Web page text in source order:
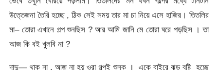
উত্তেজনা তৈরি হচ্ছে , ঠিক সেই সময় তার মা চা নিয়ে এসে হাজির। তিতলির
মা– তোরা এখানে গল্প শুনছিস ? আর আমি জানি মে তোরা ঘরে পড়ছিস । তা
আজ কি বই খুলবি না ?
দাদু— থাক না , আজ না হয় ওরা গল্পই শুনুক । একে বাইরে ঝড় বৃষ্টি হচ্ছে